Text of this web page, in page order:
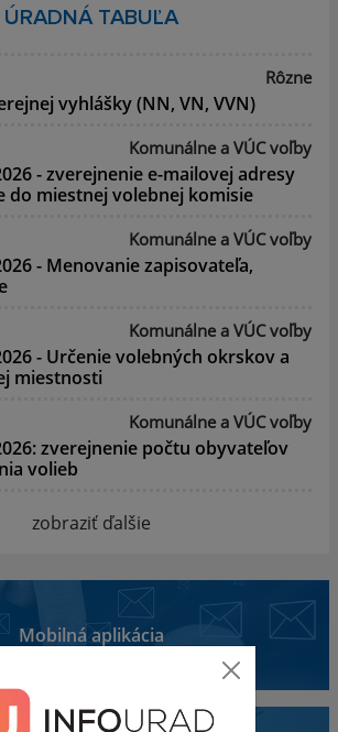
ÚRADNÁ TABUĽA
Rôzne
vyhlášky (NN, VN, VVN)
Komunálne a VÚC voľby
- zverejnenie e-mailovej adresy
do miestnej volebnej komisie
Komunálne a VÚC voľby
- Menovanie zapisovateľa,
Komunálne a VÚC voľby
- Určenie volebných okrskov a
miestnosti
Komunálne a VÚC voľby
zverejnenie počtu obyvateľov
volieb
zobraziť ďalšie
Mobilná aplikácia